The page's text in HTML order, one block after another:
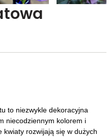
to niezwykle dekoracyjna
niecodziennym kolorem i
kwiaty rozwijają się w dużych